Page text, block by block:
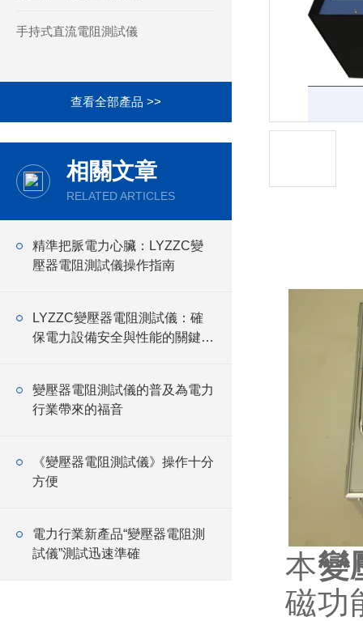
手持式直流電阻測試儀
查看全部產品 >>
相關文章
RELATED ARTICLES
精準把脈電力心臟：LYZZC變
壓器電阻測試儀操作指南
LYZZC變壓器電阻測試儀：確
保電力設備安全與性能的關鍵工
變壓器電阻測試儀的普及為電力
行業帶來的福音
《變壓器電阻測試儀》操作十分
方便
電力行業新產品“變壓器電阻測
試儀”測試迅速準確
本變
磁功